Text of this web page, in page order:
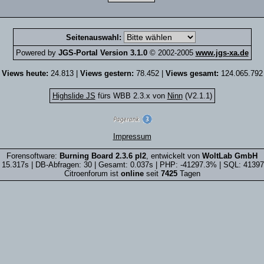
Seitenauswahl:
Powered by JGS-Portal Version 3.1.0© 2002-2005 www.jgs-xa.de
Views heute: 24.813 | Views gestern: 78.452 | Views gesamt: 124.065.792
Highslide JS fürs WBB 2.3.x von Ninn(V2.1.1)
Impressum
Forensoftware: Burning Board 2.3.6 pl2, entwickelt von WoltLab GmbH
| DB-Abfragen: 30 | Gesamt: 0.037s | PHP: -41297.3% | SQL:
Citroenforum ist onlineseit 7425Tagen